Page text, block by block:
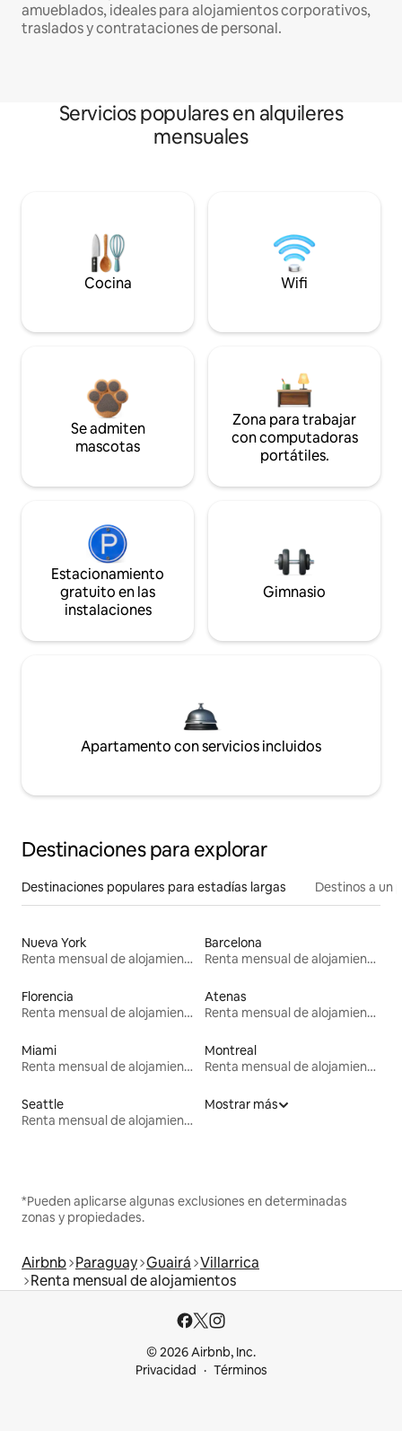
amueblados, ideales para alojamientos corporativos,
traslados y contrataciones de personal.
Servicios populares en alquileres
mensuales
Cocina Wifi
Se admiten
mascotas
Zona para trabajar
con computadoras
portátiles.
Estacionamiento
gratuito en las
instalaciones
Gimnasio
Apartamento con servicios incluidos
Destinaciones para explorar
Destinaciones populares para estadías largas Destinos a un
Nueva York
Renta mensual de alojamientos
Barcelona
Renta mensual de alojamientos
Florencia
Renta mensual de alojamientos
Atenas
Renta mensual de alojamientos
Miami
Renta mensual de alojamientos
Montreal
Renta mensual de alojamientos
Seattle
Renta mensual de alojamientos
Mostrar más
*Pueden aplicarse algunas exclusiones en determinadas
zonas y propiedades.
Airbnb Paraguay Guairá Villarrica
Renta mensual de alojamientos
© 2026 Airbnb, Inc.
Privacidad
Términos